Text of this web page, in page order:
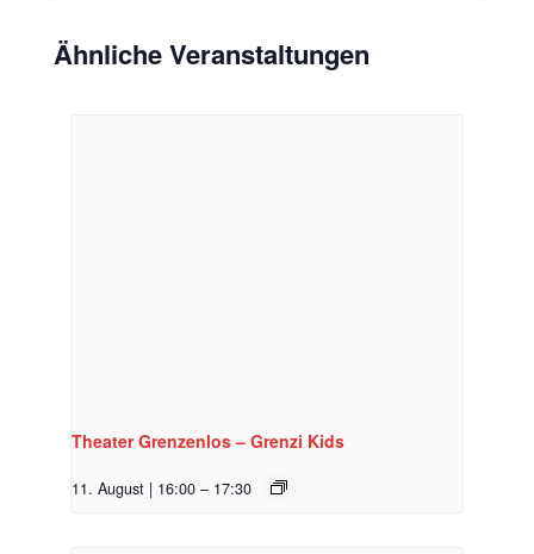
Ähnliche Veranstaltungen
Theater Grenzenlos – Grenzi Kids
11. August | 16:00 – 17:30